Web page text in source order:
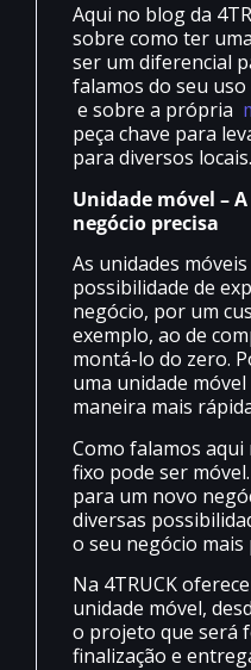
Aqui no blog da
sobre como ter
ser um diferencial
falamos do seu uso
e sobre a própria
peça chave para
para diversos locais.
Unidade móvel –
negócio precisa
As unidades
possibilidade de
negócio, por um
exemplo, ao de
montá-lo do zero.
uma unidade
maneira mais
Como falamos aqui
fixo pode ser
para um novo
diversas
o seu negócio
Na 4TRUCK
unidade móvel,
o projeto que será
finalização e